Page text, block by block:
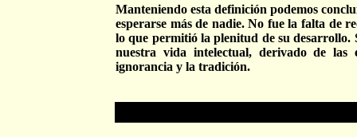
Manteniendo esta definición podemos
esperarse más de nadie. No fue la falta de
lo que permitió la plenitud de su desarrollo.
nuestra vida intelectual, derivado de
ignorancia y la tradición.